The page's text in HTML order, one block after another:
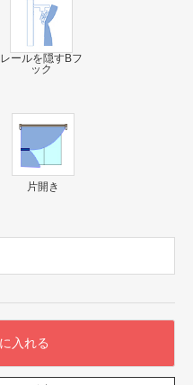
レールを隠すBフ
ック
片開き